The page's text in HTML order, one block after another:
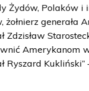
Żydów, Polaków i
żołnierz generała
Zdzisław
Amerykanom
Ryszard Kukliński”